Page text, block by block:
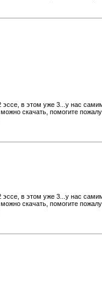
в этом уже 3...у нас
скачать, помогите
в этом уже 3...у нас
скачать, помогите